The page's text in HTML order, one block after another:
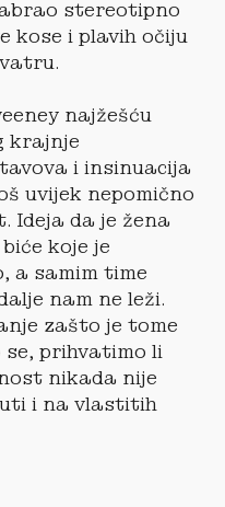
stereotipno
kose i plavih očiju
najžešću
krajnje
i insinuacija
uvijek nepomično
Ideja da je žena
koje je
a samim time
nam ne leži.
zašto je tome
se, prihvatimo li
nikada nije
i na vlastitih